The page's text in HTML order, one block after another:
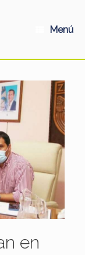
Menú
en